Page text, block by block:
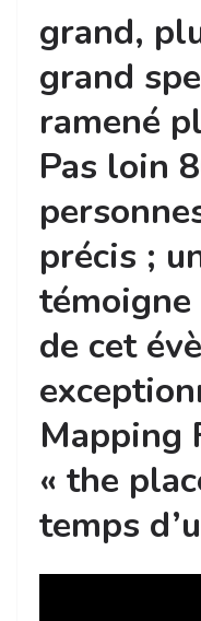
grand,
grand
ramené
Pas loin
précis ;
témoigne
de cet
Mapping
« the
temps